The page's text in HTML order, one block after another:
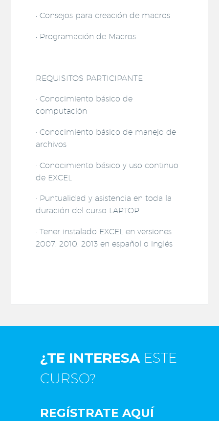
• Consejos para creación de macros
• Programación de Macros
REQUISITOS PARTICIPANTE
· Conocimiento básico de
computación
· Conocimiento básico de manejo de
archivos
· Conocimiento básico y uso continuo
de EXCEL
· Puntualidad y asistencia en toda la
duración del curso LAPTOP
· Tener instalado EXCEL en versiones
2007, 2010, 2013 en español o inglés
¿TE INTERESAESTE
CURSO?
REGÍSTRATE AQUÍ